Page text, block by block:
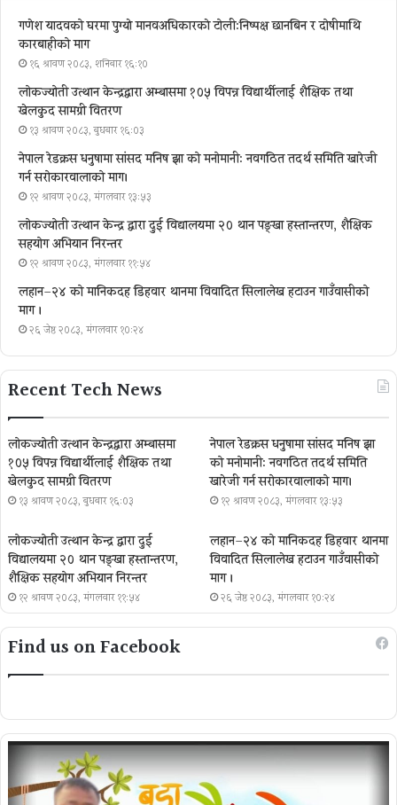
गणेश यादवको घरमा पुग्याे मानवअधिकारकाे टोली:निष्पक्ष छानबिन र दोषीमाथि
कारबाहीको माग
१६ श्रावण २०८३, शनिबार १६:१०
लोकज्योती उत्थान केन्द्रद्वारा अम्बासमा १०५ विपन्न विद्यार्थीलाई शैक्षिक तथा
खेलकुद सामग्री वितरण
१३ श्रावण २०८३, बुधबार १६:०३
नेपाल रेडक्रस धनुषामा सांसद मनिष झा को मनोमानी: नवगठित तदर्थ समिति खारेजी
गर्न सरोकारवालाको माग।
१२ श्रावण २०८३, मंगलवार १३:५३
लोकज्योती उत्थान केन्द्र द्वारा दुई विद्यालयमा २० थान पङ्खा हस्तान्तरण, शैक्षिक
सहयोग अभियान निरन्तर
१२ श्रावण २०८३, मंगलवार ११:५४
लहान–२४ को मानिकदह डिहवार थानमा विवादित सिलालेख हटाउन गाउँवासीको
माग ।
२६ जेष्ठ २०८३, मंगलवार १०:२४
Recent Tech News
लोकज्योती उत्थान केन्द्रद्वारा अम्बासमा
१०५ विपन्न विद्यार्थीलाई शैक्षिक तथा
खेलकुद सामग्री वितरण
१३ श्रावण २०८३, बुधबार १६:०३
नेपाल रेडक्रस धनुषामा सांसद मनिष झा
को मनोमानी: नवगठित तदर्थ समिति
खारेजी गर्न सरोकारवालाको माग।
१२ श्रावण २०८३, मंगलवार १३:५३
लोकज्योती उत्थान केन्द्र द्वारा दुई
विद्यालयमा २० थान पङ्खा हस्तान्तरण,
शैक्षिक सहयोग अभियान निरन्तर
१२ श्रावण २०८३, मंगलवार ११:५४
लहान–२४ को मानिकदह डिहवार थानमा
विवादित सिलालेख हटाउन गाउँवासीको
माग ।
२६ जेष्ठ २०८३, मंगलवार १०:२४
Find us on Facebook